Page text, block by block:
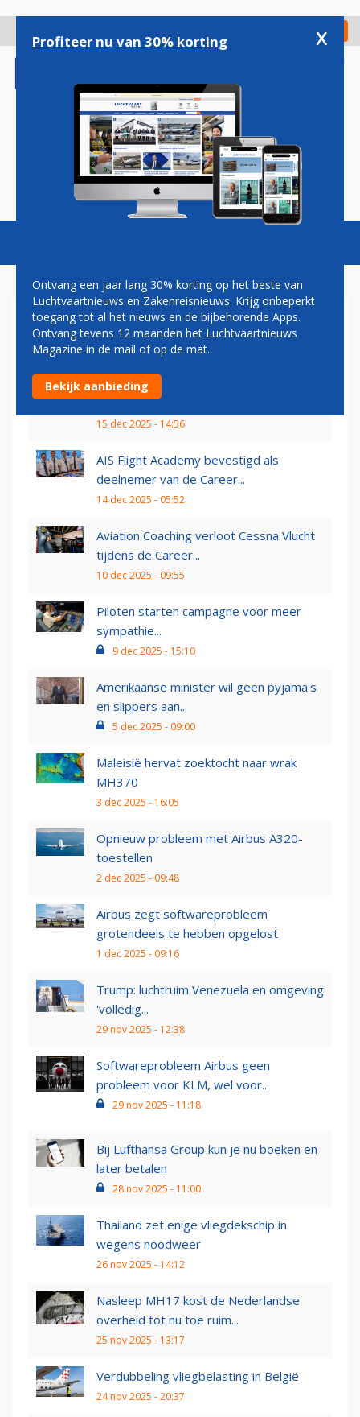
gaan
Check in
Magazine Podcasts Vacatures
ALGEMEEN
Oppositie Curaçao wil dat premier meer
doet om luchtruim...
15 dec 2025 - 14:56
AIS Flight Academy bevestigd als
deelnemer van de Career...
14 dec 2025 - 05:52
Aviation Coaching verloot Cessna Vlucht
tijdens de Career...
10 dec 2025 - 09:55
Piloten starten campagne voor meer
sympathie...
9 dec 2025 - 15:10
Amerikaanse minister wil geen pyjama's
en slippers aan...
5 dec 2025 - 09:00
Maleisië hervat zoektocht naar wrak
MH370
3 dec 2025 - 16:05
Opnieuw probleem met Airbus A320-
toestellen
2 dec 2025 - 09:48
Airbus zegt softwareprobleem
grotendeels te hebben opgelost
1 dec 2025 - 09:16
Trump: luchtruim Venezuela en omgeving
'volledig...
29 nov 2025 - 12:38
Softwareprobleem Airbus geen
probleem voor KLM, wel voor...
29 nov 2025 - 11:18
Bij Lufthansa Group kun je nu boeken en
later betalen
28 nov 2025 - 11:00
Thailand zet enige vliegdekschip in
wegens noodweer
26 nov 2025 - 14:12
Nasleep MH17 kost de Nederlandse
overheid tot nu toe ruim...
25 nov 2025 - 13:17
Verdubbeling vliegbelasting in België
24 nov 2025 - 20:37
Profiteer nu van 30% korting x
Ontvang een jaar lang 30% korting op het beste van
Luchtvaartnieuws en Zakenreisnieuws. Krijg onbeperkt
toegang tot al het nieuws en de bijbehorende Apps.
Ontvang tevens 12 maanden het Luchtvaartnieuws
Magazine in de mail of op de mat.
Bekijk aanbieding